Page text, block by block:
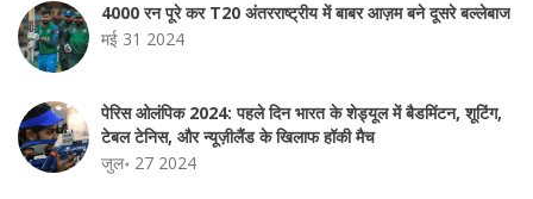
4000 रन पूरे कर T20 अंतरराष्ट्रीय में बाबर आज़म बने दूसरे बल्लेबाज
मई 31 2024
पेरिस ओलंपिक 2024: पहले दिन भारत के शेड्यूल में बैडमिंटन, शूटिंग,
टेबल टेनिस, और न्यूज़ीलैंड के खिलाफ हॉकी मैच
जुल॰ 27 2024